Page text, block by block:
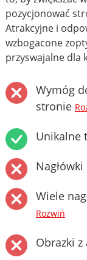
pozycjonować
Atrakcyjne i
wzbogacone
przyswajalne dla
Wymóg
stronie
Unikalne
Wiele
Rozwiń
Obrazki